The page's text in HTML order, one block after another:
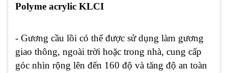
Polyme acrylic KLCI
- Gương cầu lồi có thể được sử dụng làm gương
giao thông, ngoài trời hoặc trong nhà, cung cấp
góc nhìn rộng lên đến 160 độ và tăng độ an toàn